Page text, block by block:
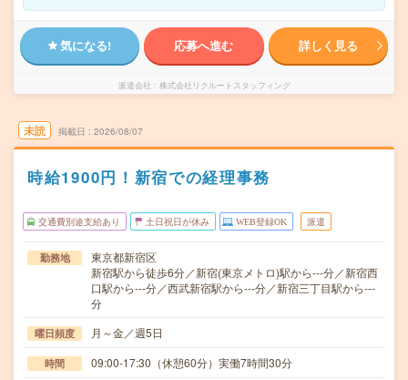
気になる! 応募へ進む 詳しく見る
派遣会社 株式会社リクルートスタッフィング
未読 掲載日 2026/08/07
時給1900円！新宿での経理事務
交通費別途支給あり 土日祝日が休み WEB登録OK 派遣
勤務地
東京都新宿区
新宿駅から徒歩6分／新宿(東京メトロ)駅から---分／新宿西
口駅から---分／西武新宿駅から---分／新宿三丁目駅から---
分
曜日頻度 月～金／週5日
時間 09:00-17:30（休憩60分）実働7時間30分